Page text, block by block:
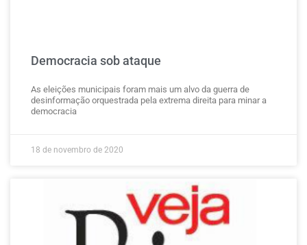
Democracia sob ataque
As eleições municipais foram mais um alvo da guerra de
desinformação orquestrada pela extrema direita para minar a
democracia
18 de novembro de 2020